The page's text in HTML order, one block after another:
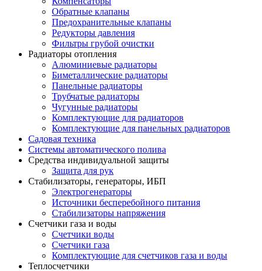
Обратные клапаны
Предохранительные клапаны
Редукторы давления
Фильтры грубой очистки
Радиаторы отопления
Алюминиевые радиаторы
Биметаллические радиаторы
Панельные радиаторы
Трубчатые радиаторы
Чугунные радиаторы
Комплектующие для радиаторов
Комплектующие для панельных радиаторов
Садовая техника
Системы автоматического полива
Средства индивидуальной защиты
Защита для рук
Стабилизаторы, генераторы, ИБП
Электрогенераторы
Источники бесперебойного питания
Стабилизаторы напряжения
Счетчики газа и воды
Счетчики воды
Счетчики газа
Комплектующие для счетчиков газа и воды
Теплосчетчики